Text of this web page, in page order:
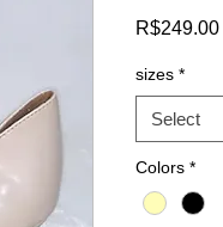
R$249.00
sizes *
Select
Colors *